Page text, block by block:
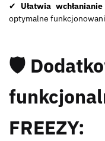
✔ Ułatwia
optymalne
🛡️
FREEZY: